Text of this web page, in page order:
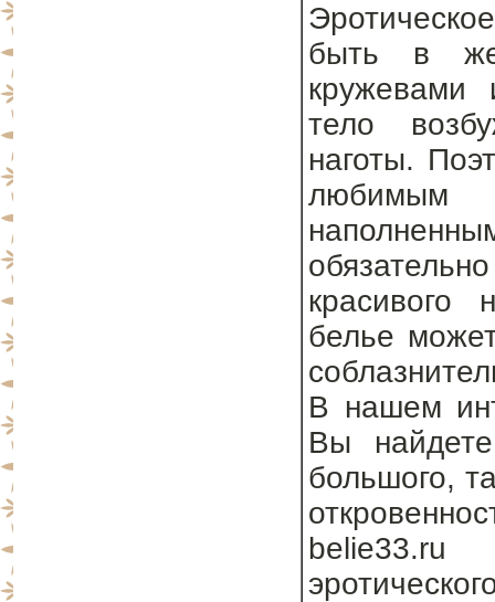
быть в
кружевами
тело
наготы.
любимым
красивого
белье
В нашем
Вы
большого,
belie33.ru